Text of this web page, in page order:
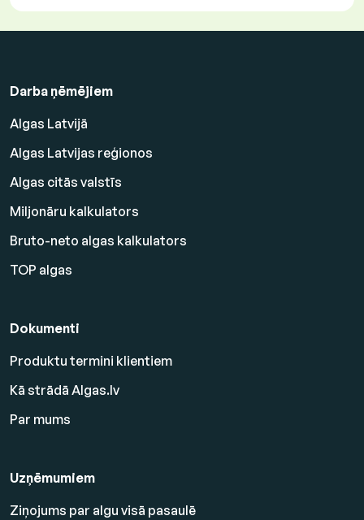
Darba ņēmējiem
Algas Latvijā
Algas Latvijas reģionos
Algas citās valstīs
Miljonāru kalkulators
Bruto-neto algas kalkulators
TOP algas
Dokumenti
Produktu termini klientiem
Kā strādā Algas.lv
Par mums
Uzņēmumiem
Ziņojums par algu visā pasaulē